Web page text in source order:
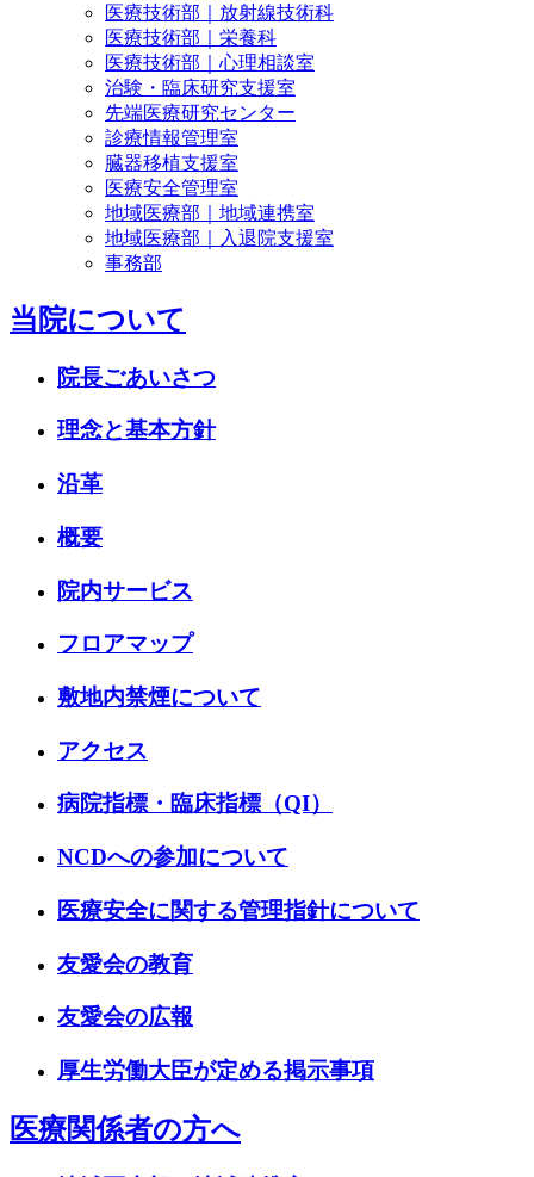
医療技術部｜放射線技術科
医療技術部｜栄養科
医療技術部｜心理相談室
治験・臨床研究支援室
先端医療研究センター
診療情報管理室
臓器移植支援室
医療安全管理室
地域医療部｜地域連携室
地域医療部｜入退院支援室
事務部
当院について
院長ごあいさつ
理念と基本方針
沿革
概要
院内サービス
フロアマップ
敷地内禁煙について
アクセス
病院指標・臨床指標（QI）
NCDへの参加について
医療安全に関する管理指針について
友愛会の教育
友愛会の広報
厚生労働大臣が定める掲示事項
医療関係者の方へ